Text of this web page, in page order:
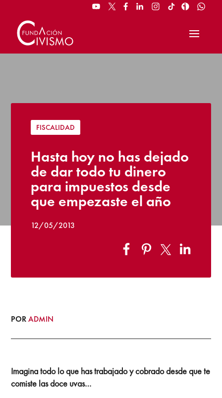
FISCALIDAD
Hasta hoy no has dejado
de dar todo tu dinero
para impuestos desde
que empezaste el año
12/05/2013
PORADMIN
Imagina todo lo que has trabajado y cobrado desde que te
comiste las doce uvas…